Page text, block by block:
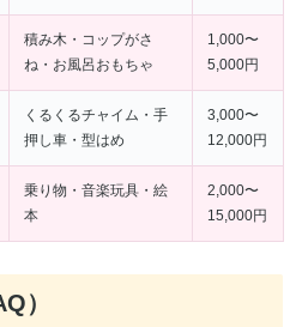
積み木・コップがさ
ね・お風呂おもちゃ
1,000〜
5,000円
くるくるチャイム・手
押し車・型はめ
3,000〜
12,000円
乗り物・音楽玩具・絵
本
2,000〜
15,000円
）